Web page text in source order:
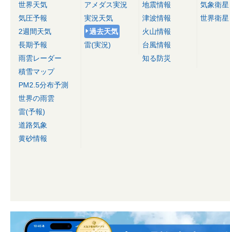
世界天気
気圧予報
2週間天気
長期予報
雨雲レーダー
積雪マップ
PM2.5分布予測
世界の雨雲
雷(予報)
道路気象
黄砂情報
アメダス実況
実況天気
過去天気
雷(実況)
地震情報
津波情報
火山情報
台風情報
知る防災
気象衛星
世界衛星